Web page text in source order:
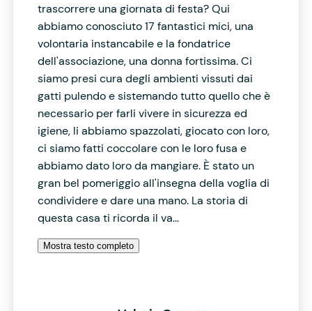
trascorrere una giornata di festa? Qui
abbiamo conosciuto 17 fantastici mici, una
volontaria instancabile e la fondatrice
dell'associazione, una donna fortissima. Ci
siamo presi cura degli ambienti vissuti dai
gatti pulendo e sistemando tutto quello che è
necessario per farli vivere in sicurezza ed
igiene, li abbiamo spazzolati, giocato con loro,
ci siamo fatti coccolare con le loro fusa e
abbiamo dato loro da mangiare. È stato un
gran bel pomeriggio all'insegna della voglia di
condividere e dare una mano. La storia di
questa casa ti ricorda il va...
Mostra testo completo